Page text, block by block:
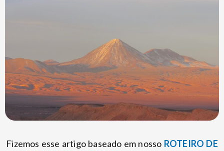
Fizemos esse artigo baseado em nosso ROTEIRO DE